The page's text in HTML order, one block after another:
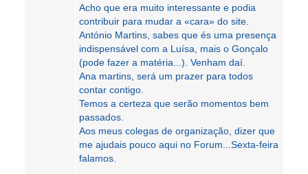
Acho que era muito interessante e podia
contribuir para mudar a «cara» do site.
António Martins, sabes que és uma presença
indispensável com a Luísa, mais o Gonçalo
(pode fazer a matéria...). Venham daí.
Ana martins, será um prazer para todos
contar contigo.
Temos a certeza que serão momentos bem
passados.
Aos meus colegas de organização, dizer que
me ajudais pouco aqui no Forum...Sexta-feira
falamos.